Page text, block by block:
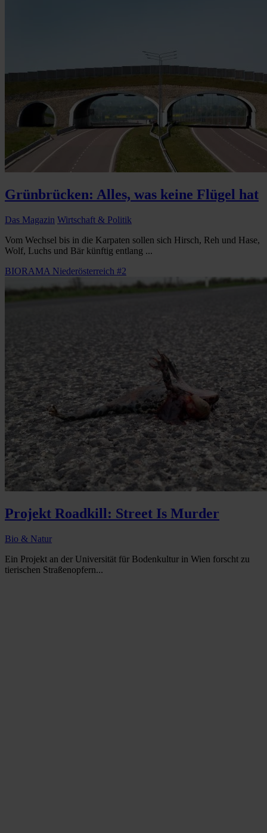
Grünbrücken: Alles, was keine Flügel hat
Das Magazin Wirtschaft & Politik
Vom Wechsel bis in die Karpaten sollen sich Hirsch, Reh und Hase,
Wolf, Luchs und Bär künftig entlang ...
BIORAMA Niederösterreich #2
Projekt Roadkill: Street Is Murder
Bio & Natur
Ein Projekt an der Universität für Bodenkultur in Wien forscht zu
tierischen Straßenopfern...